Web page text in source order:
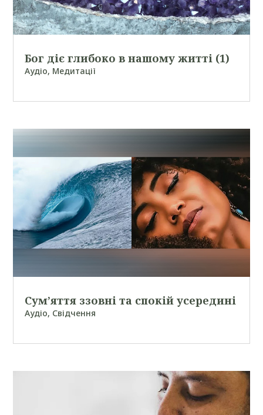
Бог діє глибоко в нашому житті (1)
Аудіо, Медитації
Сум’яття ззовні та спокій усередині
Аудіо, Свідчення